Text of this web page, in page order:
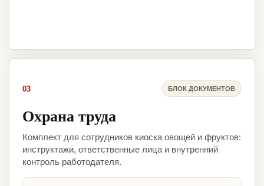
03 БЛОК ДОКУМЕНТОВ
Охрана труда
Комплект для сотрудников киоска овощей и фруктов:
инструктажи, ответственные лица и внутренний
контроль работодателя.